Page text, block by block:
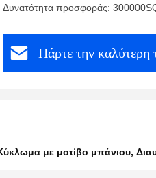
Δυνατότητα προσφοράς:
Πάρτε την καλύτερη
με μοτίβο μπάνιου,